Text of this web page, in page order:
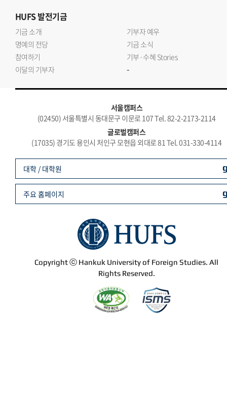
HUFS발전기금
기금 소개
기부자 예우
명예의 전당
기금 소식
참여하기
기부·수혜 Stories
이달의 기부자
-
서울캠퍼스
(02450) 서울특별시 동대문구 이문로 107 Tel. 82-2-2173-2114
글로벌캠퍼스
(17035) 경기도 용인시 처인구 모현읍 외대로 81 Tel. 031-330-4114
Copyright ⓒ Hankuk University of Foreign Studies. All
Rights Reserved.
대학 / 대학원
주요 홈페이지